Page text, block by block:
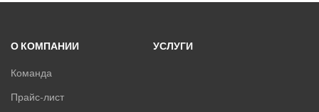
О КОМПАНИИ
Команда
Прайс-лист
УСЛУГИ